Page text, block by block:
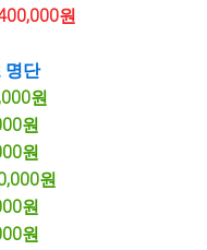
원
명단
원
원
원
원
원
원